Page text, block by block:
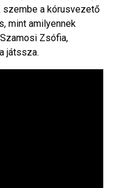
szembe a kórusvezető
mint amilyennek
Zsófia,
játssza.